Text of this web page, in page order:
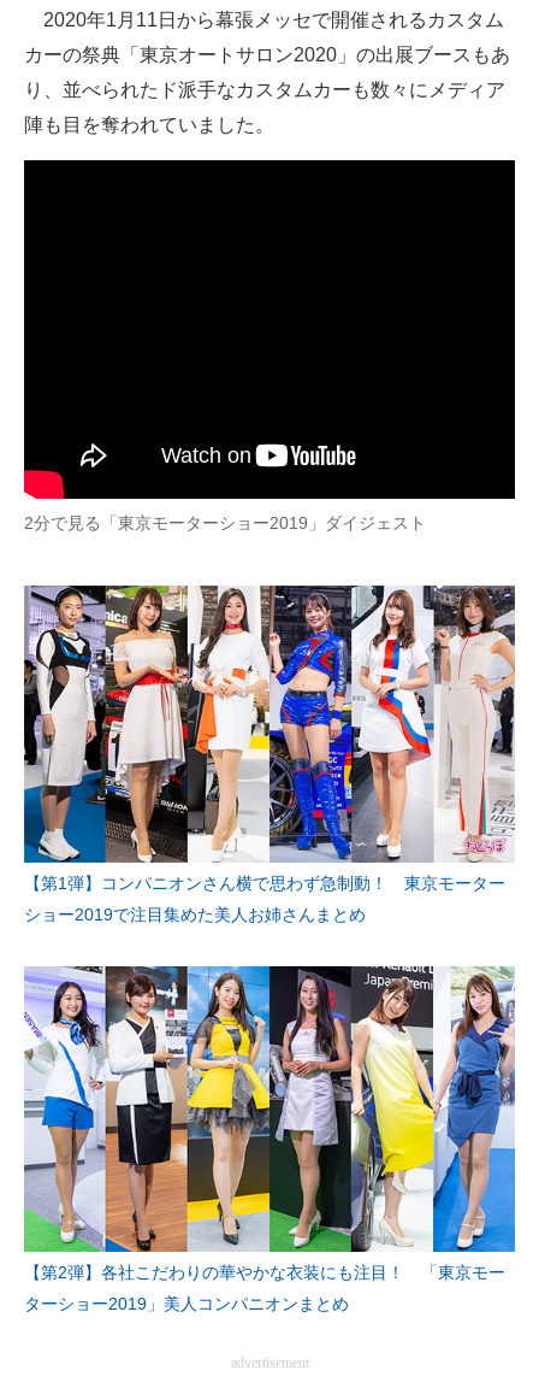
電子設計の基本と応用
エネルギーの専門メディア
建設×テクノロジーの最前線
ちょっと気になるネットの話題
2020年1月11日から幕張メッセで開催されるカスタム
カーの祭典「東京オートサロン2020」の出展ブースもあ
り、並べられたド派手なカスタムカーも数々にメディア
陣も目を奪われていました。
2分で見る「東京モーターショー2019」ダイジェスト
【第1弾】コンパニオンさん横で思わず急制動！ 東京モーター
ショー2019で注目集めた美人お姉さんまとめ
【第2弾】各社こだわりの華やかな衣装にも注目！ 「東京モー
ターショー2019」美人コンパニオンまとめ
advertisement